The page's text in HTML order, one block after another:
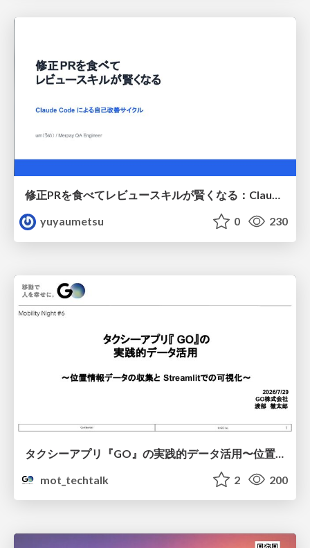
修正PRを食べてレビュースキルが賢くなる：Claude Codeによる自己改善サイクル
yuyaumetsu
0 230
mot_techtalk
2 200